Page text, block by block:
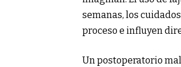
semanas, los
proceso e influyen
Un postoperatorio